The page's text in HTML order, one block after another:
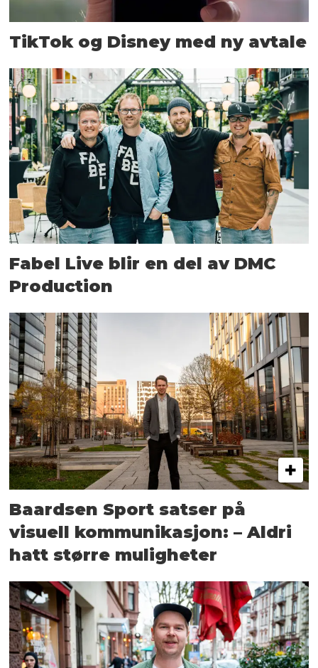
TikTok og Disney med ny avtale
Fabel Live blir en del av DMC
Production
Baardsen Sport satser på
visuell kommunikasjon: – Aldri
hatt større muligheter